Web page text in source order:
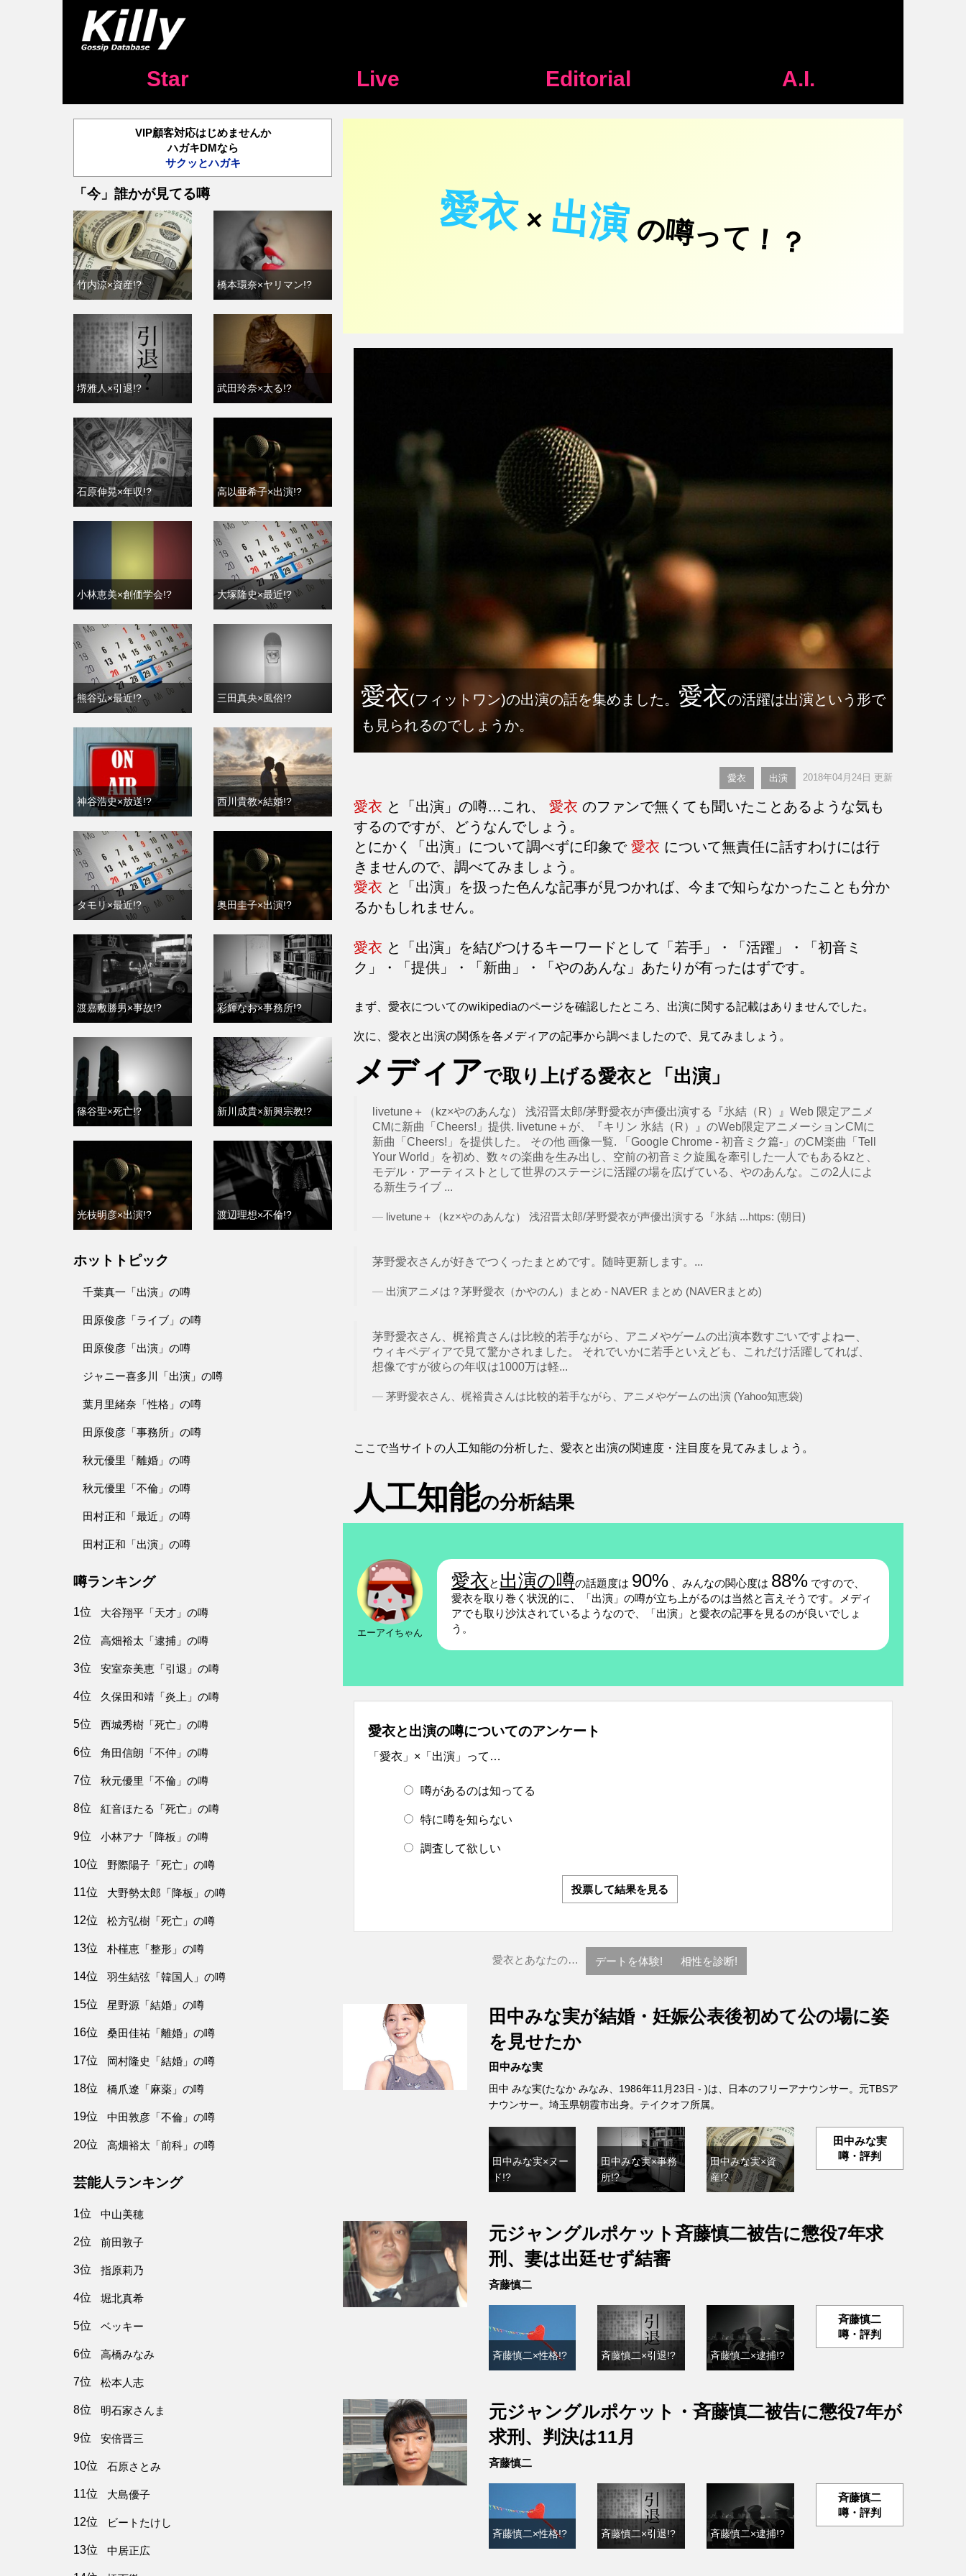
Star Live Editorial A.I.
愛衣× 出演の噂って！？
愛衣(フィットワン)の出演の話を集めました。 愛衣の活躍は出演という形で
も見られるのでしょうか。
愛衣 出演 2018年04月24日 更新
愛衣 と「出演」の噂…これ、 愛衣 のファンで無くても聞いたことあるような気も
するのですが、どうなんでしょう。
とにかく「出演」について調べずに印象で 愛衣 について無責任に話すわけには行
きませんので、調べてみましょう。
愛衣 と「出演」を扱った色んな記事が見つかれば、今まで知らなかったことも分か
るかもしれません。
愛衣 と「出演」を結びつけるキーワードとして「若手」・「活躍」・「初音ミ
ク」・「提供」・「新曲」・「やのあんな」あたりが有ったはずです。
まず、愛衣についてのwikipediaのページを確認したところ、出演に関する記載はありませんでした。
次に、愛衣と出演の関係を各メディアの記事から調べましたので、見てみましょう。
メディアで取り上げる愛衣と「出演」
livetune＋（kz×やのあんな） 浅沼晋太郎/茅野愛衣が声優出演する『氷結（R）』Web 限定アニメ
CMに新曲「Cheers!」提供. livetune＋が、『キリン 氷結（R）』のWeb限定アニメーションCMに
新曲「Cheers!」を提供した。 その他 画像一覧. 「Google Chrome - 初音ミク篇-」のCM楽曲「Tell
Your World」を初め、数々の楽曲を生み出し、空前の初音ミク旋風を牽引した一人でもあるkzと、
モデル・アーティストとして世界のステージに活躍の場を広げている、やのあんな。この2人によ
る新生ライブ ...
livetune＋（kz×やのあんな） 浅沼晋太郎/茅野愛衣が声優出演する『氷結 ...https: (朝日)
茅野愛衣さんが好きでつくったまとめです。随時更新します。...
出演アニメは？茅野愛衣（かやのん）まとめ - NAVER まとめ (NAVERまとめ)
茅野愛衣さん、梶裕貴さんは比較的若手ながら、アニメやゲームの出演本数すごいですよねー、
ウィキペディアで見て驚かされました。 それでいかに若手といえども、これだけ活躍してれば、
想像ですが彼らの年収は1000万は軽...
茅野愛衣さん、梶裕貴さんは比較的若手ながら、アニメやゲームの出演 (Yahoo知恵袋)
ここで当サイトの人工知能の分析した、愛衣と出演の関連度・注目度を見てみましょう。
人工知能の分析結果
エーアイちゃん
愛衣と 出演の噂の話題度は 90% 、みんなの関心度は 88% ですので、
愛衣を取り巻く状況的に、「出演」の噂が立ち上がるのは当然と言えそうです。メディ
アでも取り沙汰されているようなので、「出演」と愛衣の記事を見るのが良いでしょ
う。
愛衣と出演の噂についてのアンケート
「愛衣」×「出演」って…
噂があるのは知ってる
特に噂を知らない
調査して欲しい
投票して結果を見る
愛衣とあなたの… デートを体験! 相性を診断!
田中みな実が結婚・妊娠公表後初めて公の場に姿
を見せたか
田中みな実
田中 みな実(たなか みなみ、1986年11月23日 - )は、日本のフリーアナウンサー。元TBSア
ナウンサー。埼玉県朝霞市出身。テイクオフ所属。
田中みな実×ヌー
ド!?
田中みな実×事務
所!?
田中みな実×資
産!?
田中みな実
噂・評判
元ジャングルポケット斉藤慎二被告に懲役7年求
刑、妻は出廷せず結審
斉藤慎二
斉藤慎二×性格!? 斉藤慎二×引退!? 斉藤慎二×逮捕!?
斉藤慎二
噂・評判
元ジャングルポケット・斉藤慎二被告に懲役7年が
求刑、判決は11月
斉藤慎二
斉藤慎二×性格!? 斉藤慎二×引退!? 斉藤慎二×逮捕!?
斉藤慎二
噂・評判
VIP顧客対応はじめませんか
ハガキDMなら
サクッとハガキ
「今」誰かが見てる噂
竹内涼×資産!? 橋本環奈×ヤリマン!?
堺雅人×引退!? 武田玲奈×太る!?
石原伸晃×年収!? 高以亜希子×出演!?
小林恵美×創価学会!? 大塚隆史×最近!?
熊谷弘×最近!? 三田真央×風俗!?
神谷浩史×放送!? 西川貴教×結婚!?
タモリ×最近!? 奥田圭子×出演!?
渡嘉敷勝男×事故!? 彩輝なお×事務所!?
篠谷聖×死亡!? 新川成貴×新興宗教!?
光枝明彦×出演!? 渡辺理想×不倫!?
ホットトピック
千葉真一「出演」の噂
田原俊彦「ライブ」の噂
田原俊彦「出演」の噂
ジャニー喜多川「出演」の噂
葉月里緒奈「性格」の噂
田原俊彦「事務所」の噂
秋元優里「離婚」の噂
秋元優里「不倫」の噂
田村正和「最近」の噂
田村正和「出演」の噂
噂ランキング
1位 大谷翔平「天才」の噂
2位 高畑裕太「逮捕」の噂
3位 安室奈美恵「引退」の噂
4位 久保田和靖「炎上」の噂
5位 西城秀樹「死亡」の噂
6位 角田信朗「不仲」の噂
7位 秋元優里「不倫」の噂
8位 紅音ほたる「死亡」の噂
9位 小林アナ「降板」の噂
10位 野際陽子「死亡」の噂
11位 大野勢太郎「降板」の噂
12位 松方弘樹「死亡」の噂
13位 朴槿恵「整形」の噂
14位 羽生結弦「韓国人」の噂
15位 星野源「結婚」の噂
16位 桑田佳祐「離婚」の噂
17位 岡村隆史「結婚」の噂
18位 橋爪遼「麻薬」の噂
19位 中田敦彦「不倫」の噂
20位 高畑裕太「前科」の噂
芸能人ランキング
1位 中山美穂
2位 前田敦子
3位 指原莉乃
4位 堀北真希
5位 ベッキー
6位 高橋みなみ
7位 松本人志
8位 明石家さんま
9位 安倍晋三
10位 石原さとみ
11位 大島優子
12位 ビートたけし
13位 中居正広